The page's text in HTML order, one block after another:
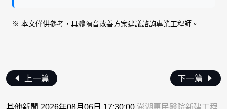
※ 本文僅供參考，具體隔音改善方案建議諮詢專業工程師。
上一篇 下一篇
其他新聞 2026年08月06日 17:30:00 澎湖惠民醫院新建工程